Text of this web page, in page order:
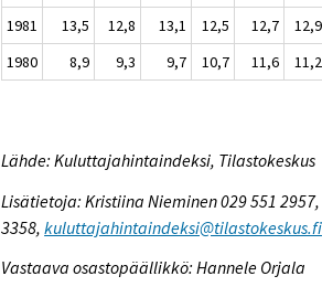
1981
13,5 12,8 13,1 12,5 12,7 12,9
1980
8,9 9,3 9,7 10,7 11,6 11,2
Lähde: Kuluttajahintaindeksi, Tilastokeskus
Lisätietoja: Kristiina Nieminen 029 551
3358,kuluttajahintaindeksi@tilastokeskus.fi
Vastaava osastopäällikkö: Hannele Orjala